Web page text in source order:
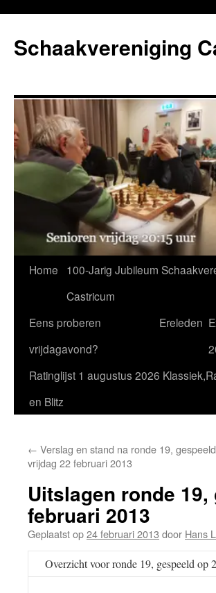
de
inhoud
Schaakvereniging
Home
100-Jarig Jubileum
Castricum
Eens proberen
vrijdagavond?
Ereleden
Ratinglijst 1 augustus 2026
en Blitz
← Verslag en stand na ronde 19,
vrijdag 22 februari 2013
Uitslagen ronde
februari 2013
Geplaatst op24 februari 2013 door Hans
Overzicht voor ronde 19, gespeeld op